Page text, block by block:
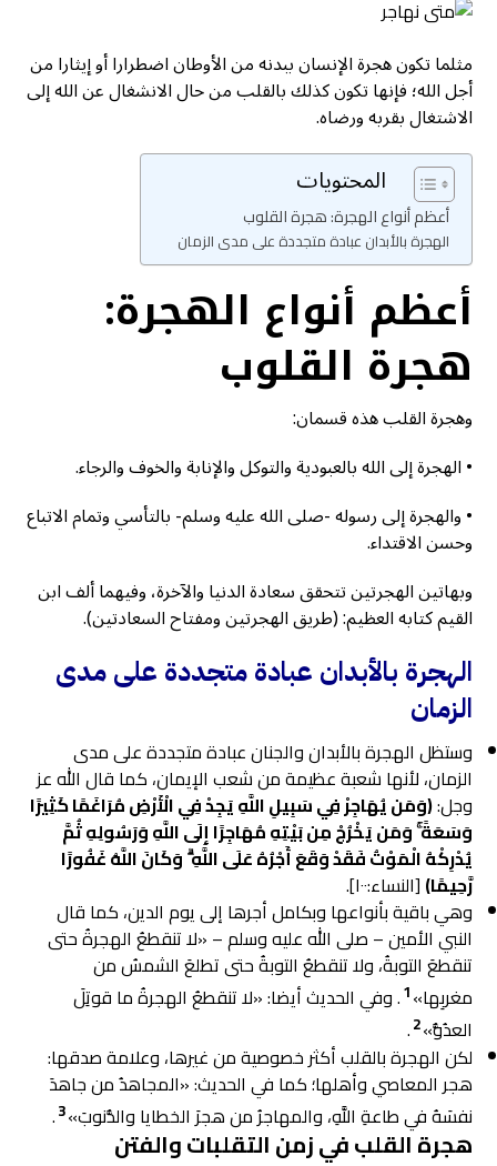
مثلما تكون هجرة الإنسان ببدنه من الأوطان اضطرارا أو إيثارا من
أجل الله؛ فإنها تكون كذلك بالقلب من حال الانشغال عن الله إلى
الاشتغال بقربه ورضاه.
المحتويات
أعظم أنواع الهجرة: هجرة القلوب
الهجرة بالأبدان عبادة متجددة على مدى الزمان
أعظم أنواع الهجرة:
هجرة القلوب
وهجرة القلب هذه قسمان:
• الهجرة إلى الله بالعبودية والتوكل والإنابة والخوف والرجاء.
• والهجرة إلى رسوله -صلى الله عليه وسلم- بالتأسي وتمام الاتباع
وحسن الاقتداء.
وبهاتين الهجرتين تتحقق سعادة الدنيا والآخرة، وفيهما ألف ابن
القيم كتابه العظيم: (طريق الهجرتين ومفتاح السعادتين).
الهجرة بالأبدان عبادة متجددة على مدى
الزمان
وستظل الهجرة بالأبدان والجنان عبادة متجددة على مدى
الزمان، لأنها شعبة عظيمة من شعب الإيمان، كما قال الله عز
وجل:(وَمَن يُهَاجِرْ فِي سَبِيلِ اللَّهِ يَجِدْ فِي الْأَرْضِ مُرَاغَمًا كَثِيرًا
وَسَعَةً ۚ وَمَن يَخْرُجْ مِن بَيْتِهِ مُهَاجِرًا إِلَى اللَّهِ وَرَسُولِهِ ثُمَّ
يُدْرِكْهُ الْمَوْتُ فَقَدْ وَقَعَ أَجْرُهُ عَلَى اللَّهِ ۗ وَكَانَ اللَّهُ غَفُورًا
رَّحِيمًا) [النساء:١٠٠].
وهي باقية بأنواعها وبكامل أجرها إلى يوم الدين، كما قال
النبي الأمين – صلى الله عليه وسلم – «لا تنقطعُ الهجرةُ حتى
تنقطعَ التوبةُ، ولا تنقطعُ التوبةُ حتى تطلعَ الشمسُ من
مغربِها»1. وفي الحديث أيضا: «لا تنقطعُ الهجرةُ ما قوتِلَ
العدُوُّ»2
.
لكن الهجرة بالقلب أكثر خصوصية من غيرها، وعلامة صدقها:
هجر المعاصي وأهلها؛ كما في الحديث: «المجاهدُ من جاهدَ
نفسَهُ في طاعةِ اللَّهِ، والمهاجرُ من هجرَ الخطايا والذُّنوبَ»3
.
هجرة القلب في زمن التقلبات والفتن